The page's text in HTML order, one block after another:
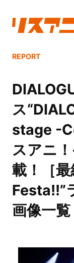
REPORT
ス
stage -
スアニ
載！［最
Festa!!”
画像一覧